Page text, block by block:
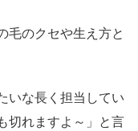
毛のクセや生え方と
いな長く担当してい
切れますよ～」と言